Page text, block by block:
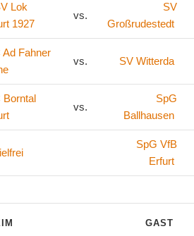
Lok
1927
vs.
SV
Großrudestedt
Ad Fahner
vs. SV Witterda
Borntal
vs.
SpG
Ballhausen
SpG VfB
Erfurt
GAST